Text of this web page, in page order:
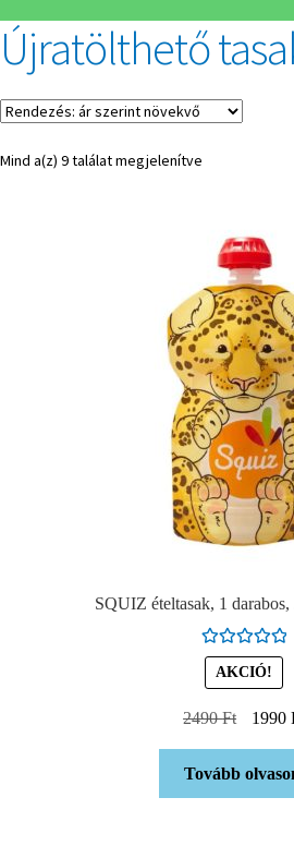
Újratölthető
Mind a(z) 9 találat megjelenítve
SQUIZ ételtasak, 1 darabos,
Értékelés:
AKCIÓ!
2490Ft 1990
Tovább